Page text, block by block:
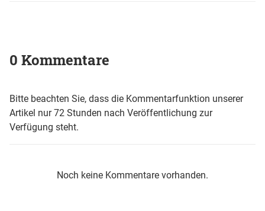
0 Kommentare
Bitte beachten Sie, dass die Kommentarfunktion unserer
Artikel nur 72 Stunden nach Veröffentlichung zur
Verfügung steht.
Noch keine Kommentare vorhanden.